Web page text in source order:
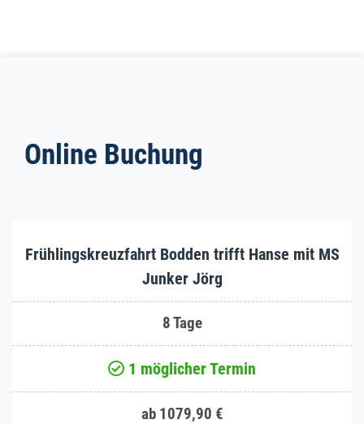
Online Buchung
Frühlingskreuzfahrt Bodden trifft Hanse mit MS
Junker Jörg
8 Tage
1 möglicher Termin
ab 1079,90 €